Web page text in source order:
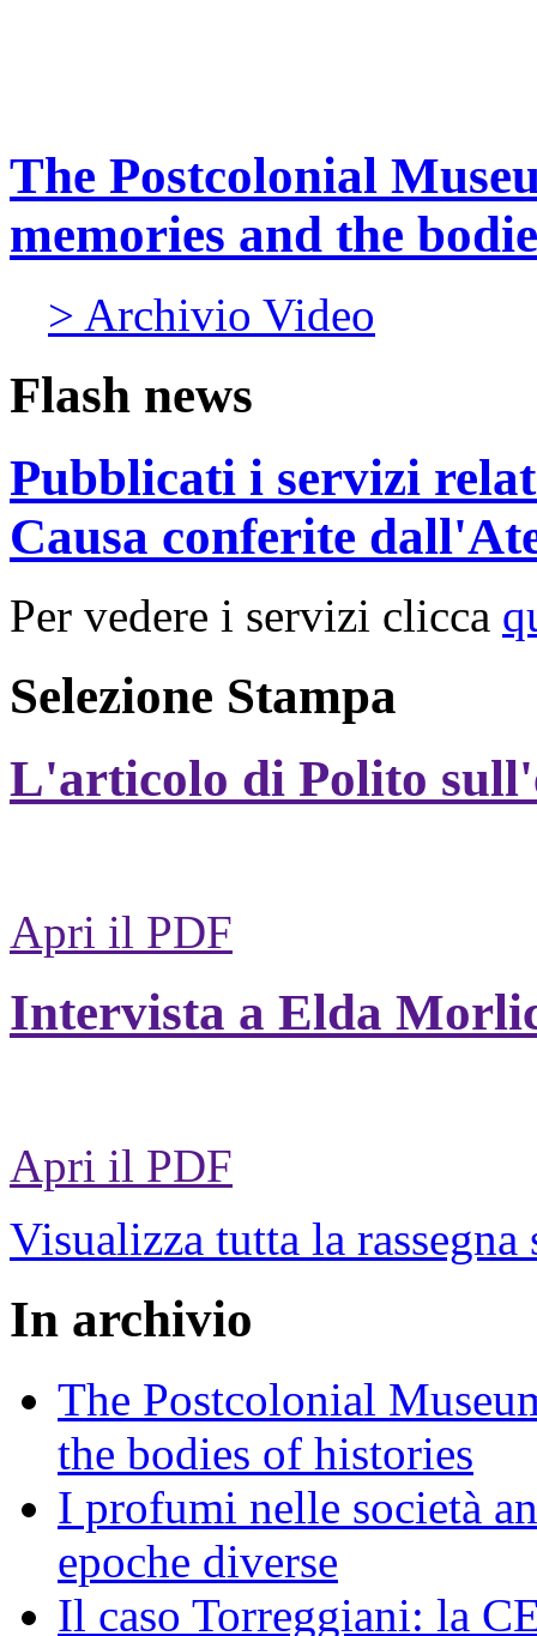
The Postcolonial
memories and the
> Archivio Video
Flash news
Pubblicati i servizi
Causa conferite
Per vedere i servizi clicca
Selezione Stampa
L'articolo di Polito
Apri il PDF
Intervista a Elda
Apri il PDF
Visualizza tutta la rassegna
In archivio
The Postcolonial
the bodies of histories
I profumi nelle società
epoche diverse
Il caso Torreggiani: la